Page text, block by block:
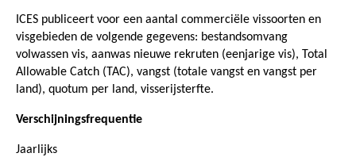
ICES publiceert voor een aantal commerciële vissoorten en
visgebieden de volgende gegevens: bestandsomvang
volwassen vis, aanwas nieuwe rekruten (eenjarige vis), Total
Allowable Catch (TAC), vangst (totale vangst en vangst per
land), quotum per land, visserijsterfte.
Verschijningsfrequentie
Jaarlijks